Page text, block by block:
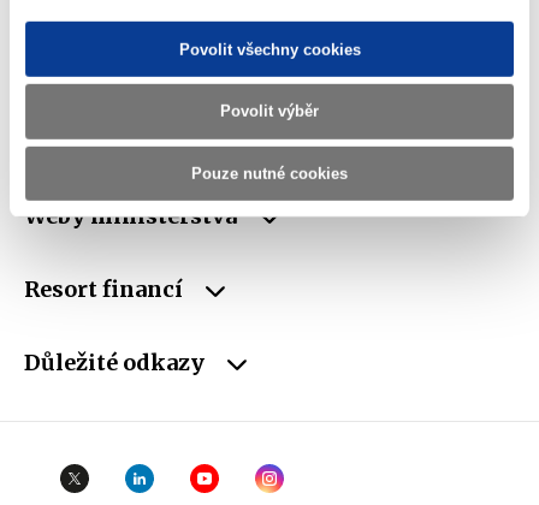
Povolit všechny cookies
Povolit výběr
Pouze nutné cookies
IČO 00006947
schránky
Weby ministerstva
Resort financí
Důležité odkazy